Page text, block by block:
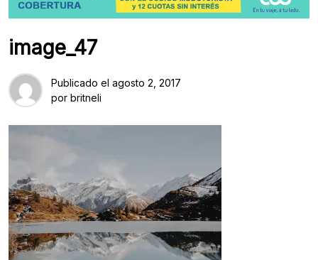
image_47
Publicado el agosto 2, 2017
por britneli